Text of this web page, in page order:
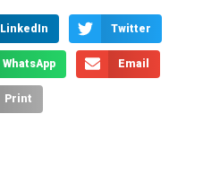
LinkedIn Twitter
WhatsApp Email
Print